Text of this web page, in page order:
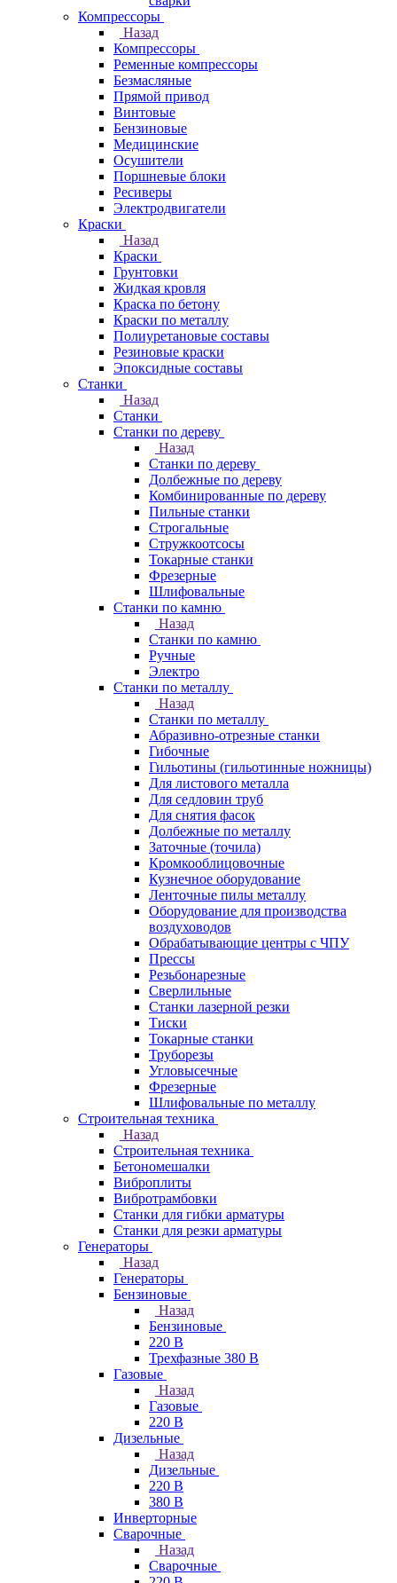
Компрессоры
Назад
Компрессоры
Ременные компрессоры
Безмасляные
Прямой привод
Винтовые
Бензиновые
Медицинские
Осушители
Поршневые блоки
Ресиверы
Электродвигатели
Краски
Назад
Краски
Грунтовки
Жидкая кровля
Краска по бетону
Краски по металлу
Полиуретановые составы
Резиновые краски
Эпоксидные составы
Станки
Назад
Станки
Станки по дереву
Назад
Станки по дереву
Долбежные по дереву
Комбинированные по дереву
Пильные станки
Строгальные
Стружкоотсосы
Токарные станки
Фрезерные
Шлифовальные
Станки по камню
Назад
Станки по камню
Ручные
Электро
Станки по металлу
Назад
Станки по металлу
Абразивно-отрезные станки
Гибочные
Гильотины (гильотинные ножницы)
Для листового металла
Для седловин труб
Для снятия фасок
Долбежные по металлу
Заточные (точила)
Кромкооблицовочные
Кузнечное оборудование
Ленточные пилы металлу
Оборудование для производства
воздуховодов
Обрабатывающие центры с ЧПУ
Прессы
Резьбонарезные
Сверлильные
Станки лазерной резки
Тиски
Токарные станки
Труборезы
Угловысечные
Фрезерные
Шлифовальные по металлу
Строительная техника
Назад
Строительная техника
Бетономешалки
Виброплиты
Вибротрамбовки
Станки для гибки арматуры
Станки для резки арматуры
Генераторы
Назад
Генераторы
Бензиновые
Назад
Бензиновые
220 В
Трехфазные 380 В
Газовые
Назад
Газовые
220 В
Дизельные
Назад
Дизельные
220 В
380 В
Инверторные
Сварочные
Назад
Сварочные